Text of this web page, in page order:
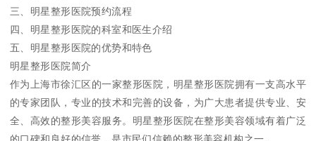
三、明星整形医院预约流程
四、明星整形医院的科室和医生介绍
五、明星整形医院的优势和特色
明星整形医院简介
作为上海市徐汇区的一家整形医院，明星整形医院拥有一支高水平
的专家团队，专业的技术和完善的设备，为广大患者提供专业、安
全、高效的整形美容服务。明星整形医院在整形美容领域有着广泛